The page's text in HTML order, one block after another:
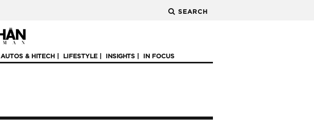
SEARCH
AUTOS & HITECH LIFESTYLE INSIGHTS IN FOCUS